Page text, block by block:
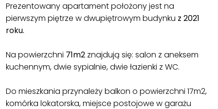
Prezentowany apartament położony jest na
pierwszym piętrze w dwupiętrowym budynku z 2021
roku.
Na powierzchni 71m2 znajdują się: salon z aneksem
kuchennym, dwie sypialnie, dwie łazienki z WC.
Do mieszkania przynależy balkon o powierzchni 17m2,
komórka lokatorska, miejsce postojowe w garażu